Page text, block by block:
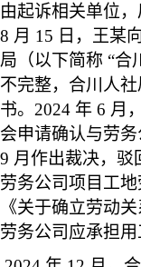
由起诉相关单位
8 月 15 日，王某
局（以下简称 “合
不完整，合川人
书。2024 年 6 月
会申请确认与劳
9 月作出裁决，驳
劳务公司项目工
《关于确立劳动
劳务公司应承担用